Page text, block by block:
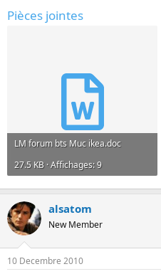
Pièces jointes
LM forum bts Muc ikea.doc
27.5 KB · Affichages: 9
alsatom
New Member
10 Decembre 2010